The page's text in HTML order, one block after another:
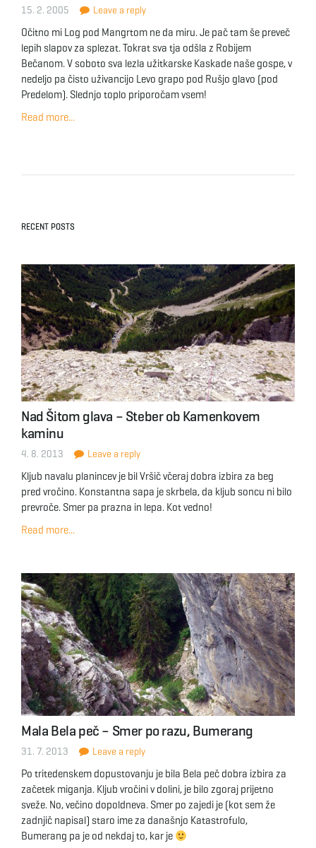
15. 2. 2005 Leave a reply
Očitno mi Log pod Mangrtom ne da miru. Je pač tam še preveč
lepih slapov za splezat. Tokrat sva tja odšla z Robijem
Bečanom. V soboto sva lezla užitkarske Kaskade naše gospe, v
nedeljo pa čisto uživancijo Levo grapo pod Rušjo glavo (pod
Predelom). Slednjo toplo priporočam vsem!
Read more...
RECENT POSTS
Nad Šitom glava – Steber ob Kamenkovem
kaminu
4. 8. 2013 Leave a reply
Kljub navalu planincev je bil Vršič včeraj dobra izbira za beg
pred vročino. Konstantna sapa je skrbela, da kljub soncu ni bilo
prevroče. Smer pa prazna in lepa. Kot vedno!
Read more...
Mala Bela peč – Smer po razu, Bumerang
31. 7. 2013 Leave a reply
Po tritedenskem dopustovanju je bila Bela peč dobra izbira za
začetek miganja. Kljub vročini v dolini, je bilo zgoraj prijetno
sveže. No, večino dopoldneva. Smer po zajedi je (kot sem že
zadnjič napisal) staro ime za današnjo Katastrofulo,
Bumerang pa je od nekdaj to, kar je